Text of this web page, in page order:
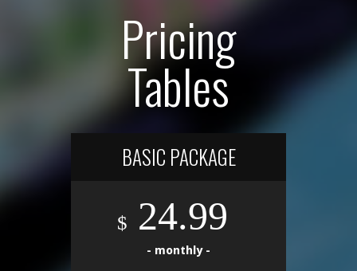
Pricing
Tables
BASIC PACKAGE
$ 24.99
- monthly -